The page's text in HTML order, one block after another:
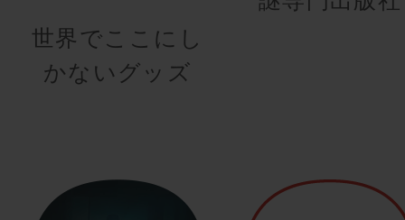
世界でここにし
かないグッズ